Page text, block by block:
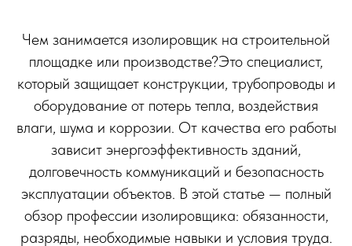
Чем занимается изолировщик на строительной
площадке или производстве?Это специалист,
который защищает конструкции, трубопроводы и
оборудование от потерь тепла, воздействия
влаги, шума и коррозии. От качества его работы
зависит энергоэффективность зданий,
долговечность коммуникаций и безопасность
эксплуатации объектов. В этой статье — полный
обзор профессии изолировщика: обязанности,
разряды, необходимые навыки и условия труда.